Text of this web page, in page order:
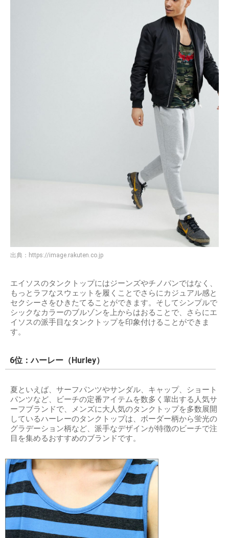
出典： https://image.rakuten.co.jp
エイソスのタンクトップにはジーンズやチノパンではなく、
もっとラフなスウェットを履くことでさらにカジュアル感と
セクシーさをひきたてることができます。そしてシンプルで
シックなカラーのブルゾンを上からはおることで、さらにエ
イソスの派手目なタンクトップを印象付けることができま
す。
6位：ハーレー（Hurley）
夏といえば、サーフパンツやサンダル、キャップ、ショート
パンツなど、ビーチの定番アイテムを数多く輩出する人気サ
ーフブランドで、メンズに大人気のタンクトップを多数展開
しているハーレーのタンクトップは、ボーダー柄から蛍光の
グラデーション柄など、派手なデザインが特徴のビーチで注
目を集めるおすすめのブランドです。